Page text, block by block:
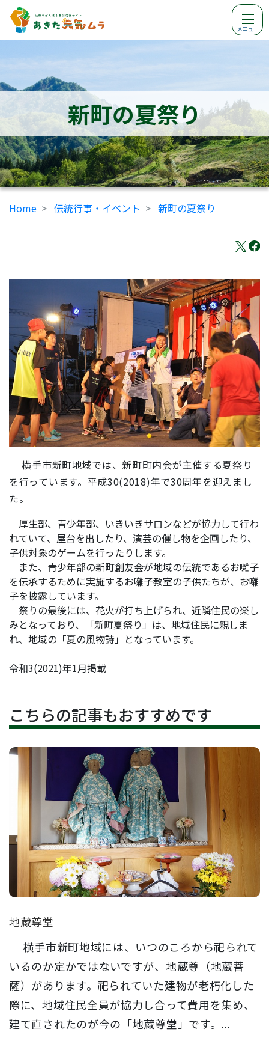
メニュー
新町の夏祭り
Home 伝統行事・イベント 新町の夏祭り
横手市新町地域では、新町町内会が主催する夏祭り
を行っています。平成30(2018)年で30周年を迎えまし
た。
厚生部、青少年部、いきいきサロンなどが協力して行わ
れていて、屋台を出したり、演芸の催し物を企画したり、
子供対象のゲームを行ったりします。
また、青少年部の新町創友会が地域の伝統であるお囃子
を伝承するために実施するお囃子教室の子供たちが、お囃
子を披露しています。
祭りの最後には、花火が打ち上げられ、近隣住民の楽し
みとなっており、「新町夏祭り」は、地域住民に親しま
れ、地域の「夏の風物詩」となっています。
令和3(2021)年1月掲載
こちらの記事もおすすめです
地蔵尊堂
横手市新町地域には、いつのころから祀られて
いるのか定かではないですが、地蔵尊（地蔵菩
薩）があります。祀られていた建物が老朽化した
際に、地域住民全員が協力し合って費用を集め、
建て直されたのが今の「地蔵尊堂」です。...